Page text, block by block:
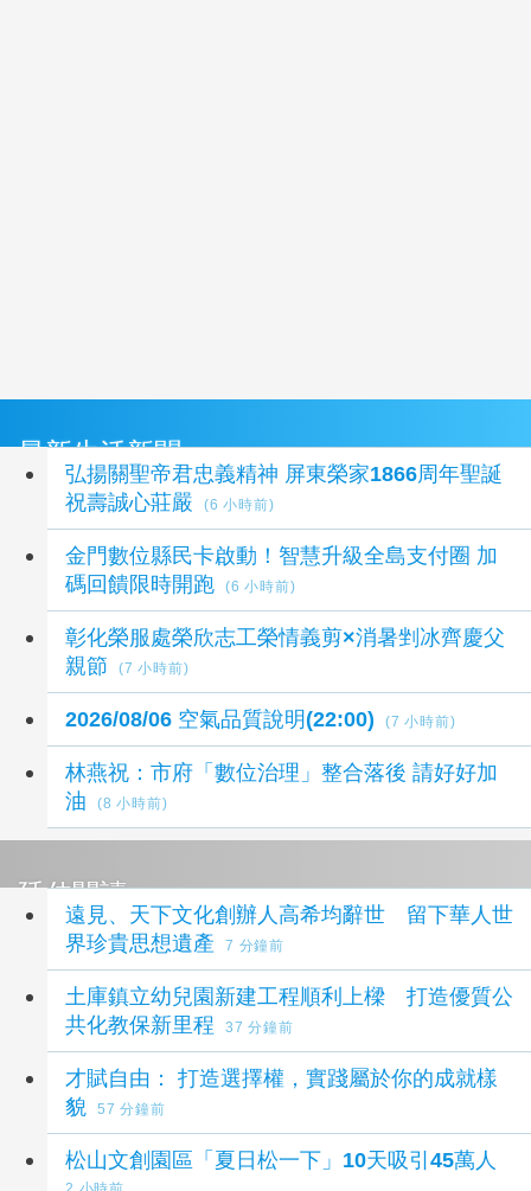
最新生活新聞
弘揚關聖帝君忠義精神 屏東榮家1866周年聖誕
祝壽誠心莊嚴
(6 小時前)
金門數位縣民卡啟動！智慧升級全島支付圈 加
碼回饋限時開跑
(6 小時前)
彰化榮服處榮欣志工榮情義剪×消暑剉冰齊慶父
親節
(7 小時前)
2026/08/06 空氣品質說明(22:00) (7 小時前)
林燕祝：市府「數位治理」整合落後 請好好加
油
(8 小時前)
延伸閱讀
遠見、天下文化創辦人高希均辭世 留下華人世
界珍貴思想遺產
7 分鐘前
土庫鎮立幼兒園新建工程順利上樑 打造優質公
共化教保新里程
37 分鐘前
才賦自由： 打造選擇權，實踐屬於你的成就樣
貌
57 分鐘前
松山文創園區「夏日松一下」10天吸引45萬人